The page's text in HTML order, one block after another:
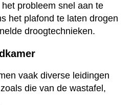
probleem snel aan te
het plafond te laten drogen
droogtechnieken.
vaak diverse leidingen
die van de wastafel,